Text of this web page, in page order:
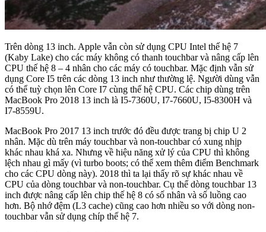
Trên dòng 13 inch. Apple vẫn còn sử dụng CPU Intel thế hệ 7
(Kaby Lake) cho các máy không có thanh touchbar và nâng cấp lên
CPU thế hệ 8 – 4 nhân cho các máy có touchbar. Mặc định vẫn sử
dụng Core I5 trên các dòng 13 inch như thường lệ. Người dùng vẫn
có thể tuỳ chọn lên Core I7 cùng thế hệ CPU. Các chip dùng trên
MacBook Pro 2018 13 inch là I5-7360U, I7-7660U, I5-8300H và
I7-8559U.
MacBook Pro 2017 13 inch trước đó đều được trang bị chip U 2
nhân. Mặc dù trên máy touchbar và non-touchbar có xung nhịp
khác nhau khá xa. Nhưng về hiệu năng xử lý của CPU thì không
lệch nhau gì mấy (vì turbo boots; có thể xem thêm điểm Benchmark
cho các CPU dòng này). 2018 thì ta lại thấy rõ sự khác nhau về
CPU của dòng touchbar và non-touchbar. Cụ thể dòng touchbar 13
inch được nâng cấp lên chip thế hệ 8 có số nhân và số luồng cao
hơn. Bộ nhớ đệm (L3 cache) cũng cao hơn nhiều so với dòng non-
touchbar vẫn sử dụng chíp thế hệ 7.